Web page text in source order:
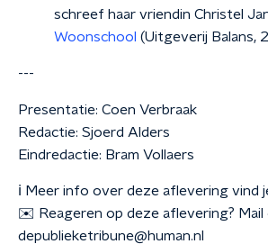
schreef haar vriendin Christel
Woonschool (Uitgeverij Balans,
---
Presentatie: Coen Verbraak
Redactie: Sjoerd Alders
Eindredactie: Bram Vollaers
ℹ️ Meer info over deze aflevering vind
✉️ Reageren op deze aflevering? Mail
depublieketribune@human.nl